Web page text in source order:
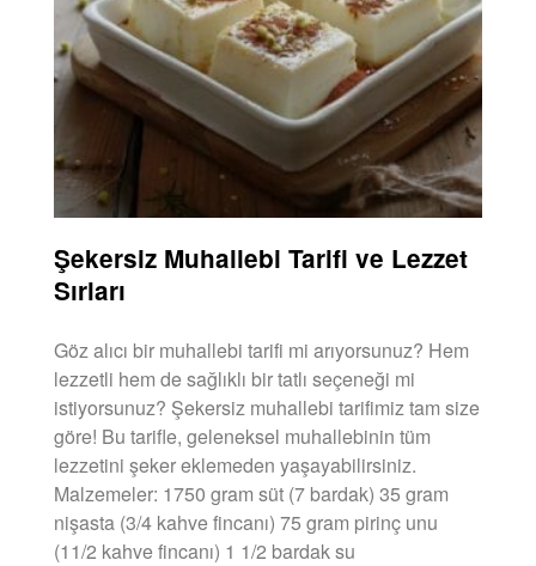
Şekersiz Muhallebi Tarifi ve Lezzet
Sırları
Göz alıcı bir muhallebi tarifi mi arıyorsunuz? Hem
lezzetli hem de sağlıklı bir tatlı seçeneği mi
istiyorsunuz? Şekersiz muhallebi tarifimiz tam size
göre! Bu tarifle, geleneksel muhallebinin tüm
lezzetini şeker eklemeden yaşayabilirsiniz.
Malzemeler: 1750 gram süt (7 bardak) 35 gram
nişasta (3/4 kahve fincanı) 75 gram pirinç unu
(11/2 kahve fincanı) 1 1/2 bardak su